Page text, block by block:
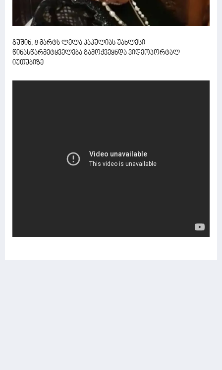
გუშინ, 8 მარტს ლელა კაკულიას უახლესი
წინასწარმეტყველება გამოქვეყნდა ვიდეოპორტალ
იუთუბიზე